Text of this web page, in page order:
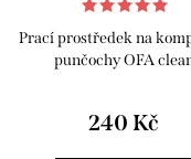
Prací prostředek na
punčochy OFA
240 Kč